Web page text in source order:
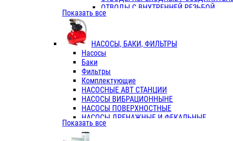
ОТВОДЫ С ВНУТРЕННЕЙ РЕЗЬБОЙ
ОТВОДЫ С НАРУЖНОЙ РЕЗЬБОЙ
ТРОЙНИКИ ПЕРЕХОДНЫЕ /
ТРОЙНИКИ С ВНУТРЕННЕЙ РЕЗЬБОЙ
КОЛЬЦА РЕЗИНОВЫЕ
ТРУБЫ НАПОРНЫЕ
ТРУБЫ ГОФРИРОВАННЫЕ ДВУХСЛ.
ТРУБЫ ПОЛИЭТИЛЕНОВЫЕ
Показать все
НАСОСЫ, БАКИ, ФИЛЬТРЫ
Насосы
Баки
Фильтры
Комплектующие
НАСОСНЫЕ АВТ СТАНЦИИ
НАСОСЫ ВИБРАЦИОННЫНЕ
НАСОСЫ ПОВЕРХНОСТНЫЕ
НАСОСЫ ДРЕНАЖНЫЕ И ФЕКАЛЬНЫЕ
НАСОСЫ ПОВЫСИТ и ЦИРКУЛЯЦИОННЫЕ
НАСОСЫ СКВАЖИННЫЕ
Показать все